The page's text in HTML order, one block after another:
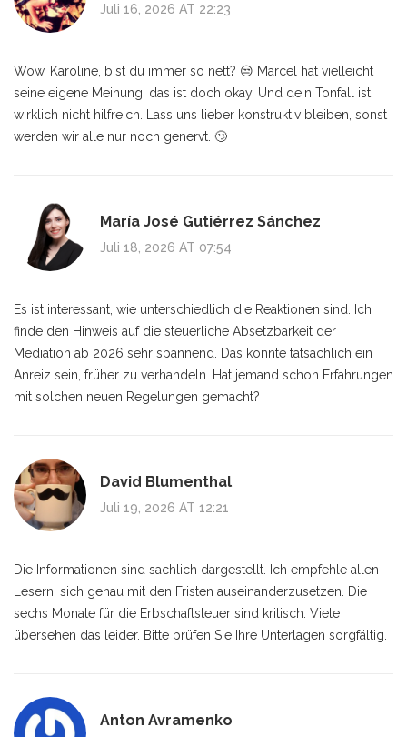
Juli 16, 2026 AT 22:23
Wow, Karoline, bist du immer so nett? 😒 Marcel hat vielleicht
seine eigene Meinung, das ist doch okay. Und dein Tonfall ist
wirklich nicht hilfreich. Lass uns lieber konstruktiv bleiben, sonst
werden wir alle nur noch genervt. 🙄
María José Gutiérrez Sánchez
Juli 18, 2026 AT 07:54
Es ist interessant, wie unterschiedlich die Reaktionen sind. Ich
finde den Hinweis auf die steuerliche Absetzbarkeit der
Mediation ab 2026 sehr spannend. Das könnte tatsächlich ein
Anreiz sein, früher zu verhandeln. Hat jemand schon Erfahrungen
mit solchen neuen Regelungen gemacht?
David Blumenthal
Juli 19, 2026 AT 12:21
Die Informationen sind sachlich dargestellt. Ich empfehle allen
Lesern, sich genau mit den Fristen auseinanderzusetzen. Die
sechs Monate für die Erbschaftsteuer sind kritisch. Viele
übersehen das leider. Bitte prüfen Sie Ihre Unterlagen sorgfältig.
Anton Avramenko